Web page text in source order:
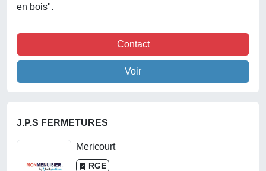
en bois".
Contact
Voir
J.P.S FERMETURES
Mericourt
RGE